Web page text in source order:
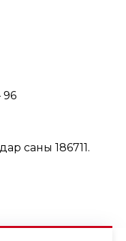
96
саны 186711.